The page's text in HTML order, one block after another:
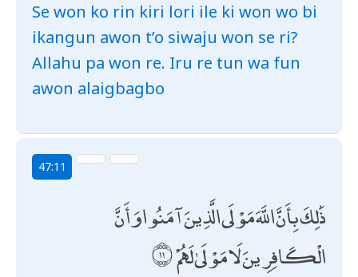
Se won ko rin kiri lori ile ki won wo bi
ikangun awon t’o siwaju won se ri?
Allahu pa won re. Iru re tun wa fun
awon alaigbagbo
47:11
ذَٰلِكَ بِأَنَّ اللَّهَ مَوْلَى الَّذِينَ آمَنُوا وَأَنَّ
الْكَافِرِينَ لَا مَوْلَىٰ لَهُمْ